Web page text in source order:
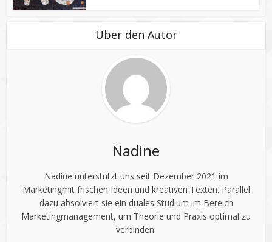
Über den Autor
Nadine
Nadine unterstützt uns seit Dezember 2021 im
Marketingmit frischen Ideen und kreativen Texten. Parallel
dazu absolviert sie ein duales Studium im Bereich
Marketingmanagement, um Theorie und Praxis optimal zu
verbinden.